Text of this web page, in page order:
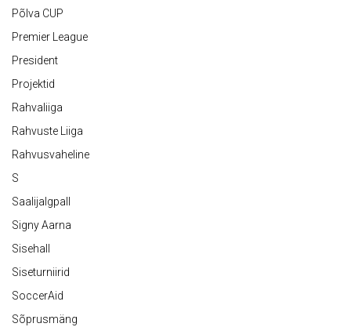
Põlva CUP
Premier League
President
Projektid
Rahvaliiga
Rahvuste Liiga
Rahvusvaheline
S
Saalijalgpall
Signy Aarna
Sisehall
Siseturniirid
SoccerAid
Sõprusmäng